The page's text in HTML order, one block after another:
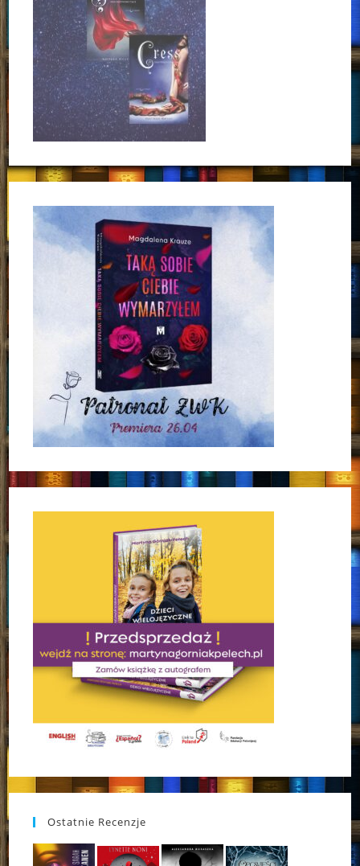
Ostatnie Recenzje